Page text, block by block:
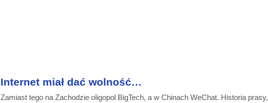
Internet miał dać wolność…
Zamiast tego na Zachodzie oligopol BigTech, a w Chinach WeChat. Historia prasy,